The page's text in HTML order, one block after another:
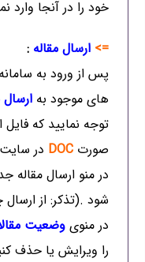
خود را در آنجا وارد
=> ارسال مقاله :
پس از ورود به
های موجود به ارسال
توجه نمایید که
صورت DOC در
در منو ارسال مقاله
شود .(تذکر: از
در منوی وضعیت
را ویرایش یا حذف